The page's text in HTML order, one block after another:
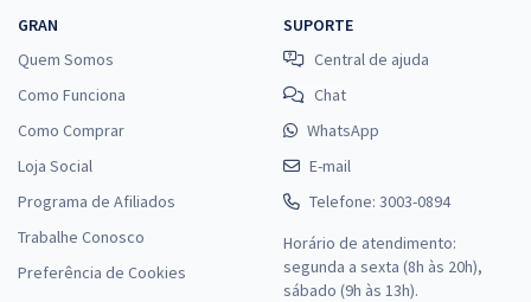
GRAN
Quem Somos
Como Funciona
Como Comprar
Loja Social
Programa de Afiliados
Trabalhe Conosco
Preferência de Cookies
SUPORTE
Central de ajuda
Chat
WhatsApp
E-mail
Telefone: 3003-0894
Horário de atendimento:
segunda a sexta (8h às 20h),
sábado (9h às 13h).